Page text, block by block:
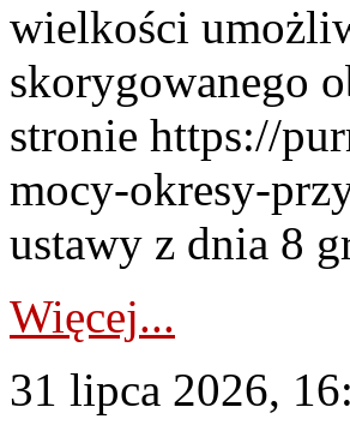
wielkości
skorygowanego
stronie https://
mocy-okresy-
ustawy z dnia 8
Więcej...
31 lipca 2026,